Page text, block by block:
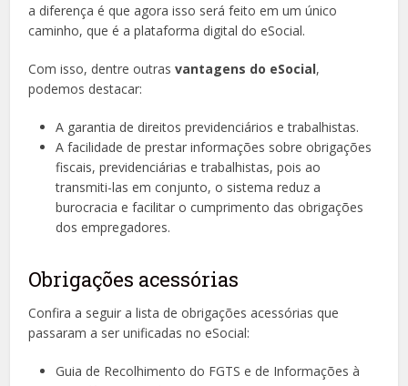
a diferença é que agora isso será feito em um único
caminho, que é a plataforma digital do eSocial.
Com isso, dentre outrasvantagens do eSocial,
podemos destacar:
A garantia de direitos previdenciários e trabalhistas.
A facilidade de prestar informações sobre obrigações
fiscais, previdenciárias e trabalhistas, pois ao
transmiti-las em conjunto, o sistema reduz a
burocracia e facilitar o cumprimento das obrigações
dos empregadores.
Obrigações acessórias
Confira a seguir a lista de obrigações acessórias que
passaram a ser unificadas no eSocial:
Guia de Recolhimento do FGTS e de Informações à